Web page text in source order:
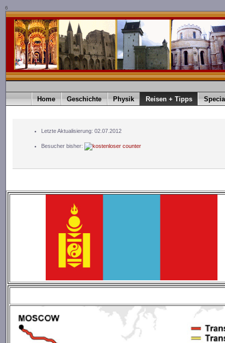
6
Home Geschichte Physik Reisen + Tipps
Letzte Aktualisierung: 02.07.2012
Besucher bisher: